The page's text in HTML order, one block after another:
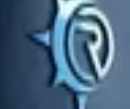
55 m²·7. Kat·
2.300.000 ₺